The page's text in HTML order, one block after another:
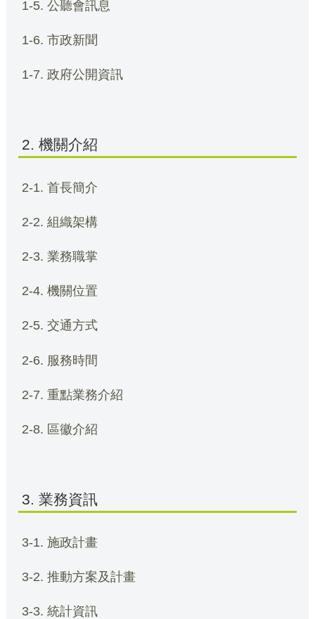
1-5. 公聽會訊息
1-6. 市政新聞
1-7. 政府公開資訊
2. 機關介紹
2-1. 首長簡介
2-2. 組織架構
2-3. 業務職掌
2-4. 機關位置
2-5. 交通方式
2-6. 服務時間
2-7. 重點業務介紹
2-8. 區徽介紹
3. 業務資訊
3-1. 施政計畫
3-2. 推動方案及計畫
3-3. 統計資訊